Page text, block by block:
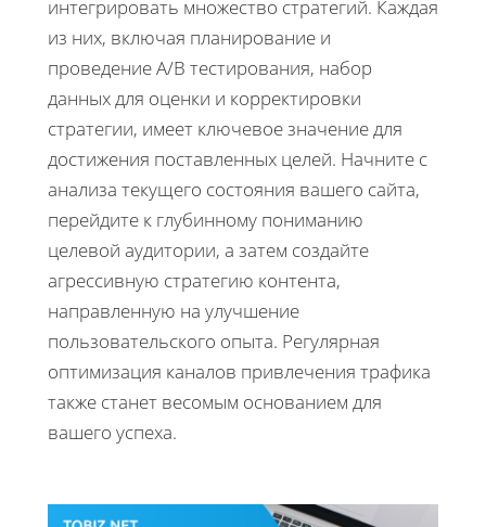
интегрировать множество стратегий. Каждая
из них, включая планирование и
проведение A/B тестирования, набор
данных для оценки и корректировки
стратегии, имеет ключевое значение для
достижения поставленных целей. Начните с
анализа текущего состояния вашего сайта,
перейдите к глубинному пониманию
целевой аудитории, а затем создайте
агрессивную стратегию контента,
направленную на улучшение
пользовательского опыта. Регулярная
оптимизация каналов привлечения трафика
также станет весомым основанием для
вашего успеха.